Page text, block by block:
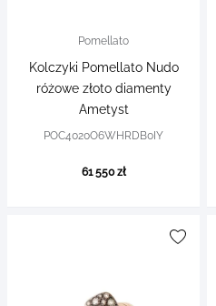
Pomellato
Kolczyki Pomellato Nudo
różowe złoto diamenty
Ametyst
POC4020O6WHRDB0IY
61 550 zł